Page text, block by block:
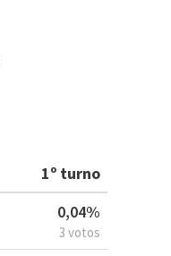
1º turno
0,04%
3 votos